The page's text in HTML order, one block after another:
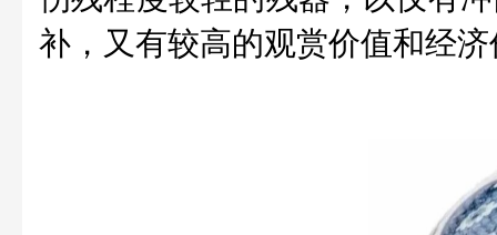
补，又有较高的观赏价值和经